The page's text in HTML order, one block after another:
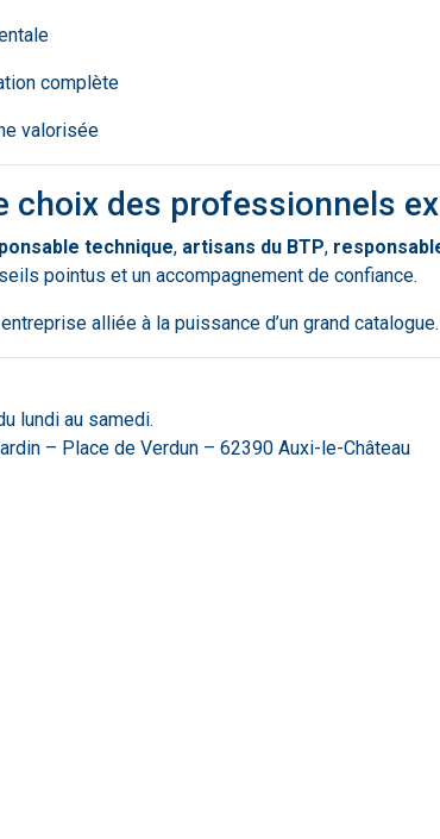
complète
valorisée
choix des professionnels
technique, artisans du BTP,
pointus et un accompagnement de confiance.
alliée à la puissance d’un grand catalogue.
lundi au samedi.
– Place de Verdun – 62390 Auxi-le-Château